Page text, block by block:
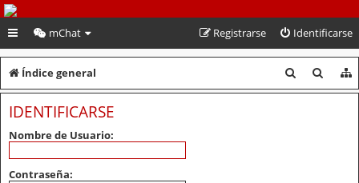
PeruVoley.com
mChat Identificarse
Registrarse
Índice general
u
u
IDENTIFICARSE
Nombre de Usuario:
Contraseña: